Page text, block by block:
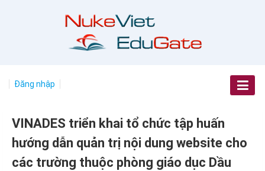
Đăng nhập
VINADES triển khai tổ chức tập huấn
hướng dẫn quản trị nội dung website cho
các trường thuộc phòng giáo dục Dầu